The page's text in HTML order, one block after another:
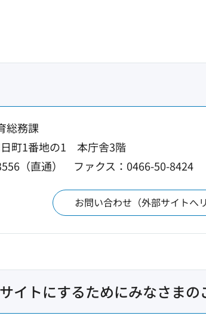
総務課
日町1番地の1 本庁舎3階
（直通）
ファクス：0466-50-8424
お問い合わせ（外部サイトへ
イトにするためにみなさま